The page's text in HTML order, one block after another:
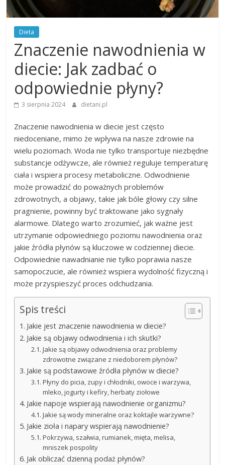
Dieta
Znaczenie nawodnienia w
diecie: Jak zadbać o
odpowiednie płyny?
3 sierpnia 2024 dietani.pl
Znaczenie nawodnienia w diecie jest często
niedoceniane, mimo że wpływa na nasze zdrowie na
wielu poziomach. Woda nie tylko transportuje niezbędne
substancje odżywcze, ale również reguluje temperaturę
ciała i wspiera procesy metaboliczne. Odwodnienie
może prowadzić do poważnych problemów
zdrowotnych, a objawy, takie jak bóle głowy czy silne
pragnienie, powinny być traktowane jako sygnały
alarmowe. Dlatego warto zrozumieć, jak ważne jest
utrzymanie odpowiedniego poziomu nawodnienia oraz
jakie źródła płynów są kluczowe w codziennej diecie.
Odpowiednie nawadnianie nie tylko poprawia nasze
samopoczucie, ale również wspiera wydolność fizyczną i
może przyspieszyć proces odchudzania.
Spis treści
Jakie jest znaczenie nawodnienia w diecie?
Jakie są objawy odwodnienia i ich skutki?
Jakie są objawy odwodnienia oraz problemy
zdrowotne związane z niedoborem płynów?
Jakie są podstawowe źródła płynów w diecie?
Płyny do picia, zupy i chłodniki, owoce i warzywa,
mleko, jogurty i kefiry, herbaty ziołowe
Jakie napoje wspierają nawodnienie organizmu?
Jakie są wody mineralne oraz koktajle warzywne?
Jakie zioła i napary wspierają nawodnienie?
Pokrzywa, szałwia, rumianek, mięta, melisa,
mniszek pospolity
Jak obliczać dzienną podaż płynów?